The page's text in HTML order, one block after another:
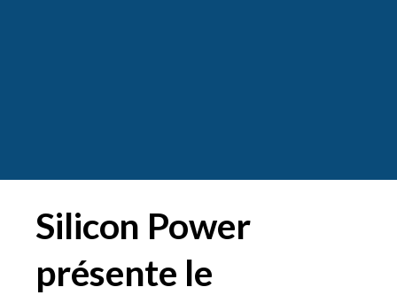
Silicon Power
présente le